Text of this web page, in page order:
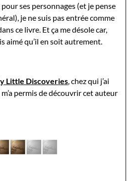
ses personnages (et je pense
je ne suis pas entrée comme
ce livre. Et ça me désole car,
aimé qu’il en soit autrement.
Little Discoveries, chez qui j’ai
permis de découvrir cet auteur